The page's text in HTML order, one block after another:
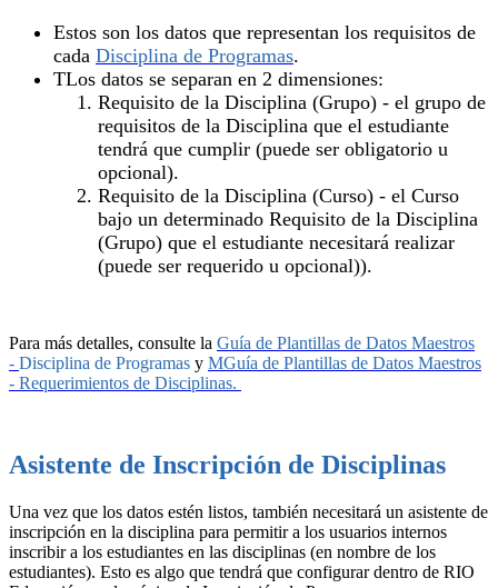
Estos son los datos que representan los requisitos de
cada Disciplina de Programas.
TLos datos se separan en 2 dimensiones:
Requisito de la Disciplina (Grupo) - el grupo de
requisitos de la Disciplina que el estudiante
tendrá que cumplir (puede ser obligatorio u
opcional).
Requisito de la Disciplina (Curso) - el Curso
bajo un determinado Requisito de la Disciplina
(Grupo) que el estudiante necesitará realizar
(puede ser requerido u opcional)).
Para más detalles, consulte la Guía de Plantillas de Datos Maestros
- Disciplina de Programas y MGuía de Plantillas de Datos Maestros
- Requerimientos de Disciplinas.
Asistente de Inscripción de Disciplinas
Una vez que los datos estén listos, también necesitará un asistente de
inscripción en la disciplina para permitir a los usuarios internos
inscribir a los estudiantes en las disciplinas (en nombre de los
estudiantes). Esto es algo que tendrá que configurar dentro de RIO